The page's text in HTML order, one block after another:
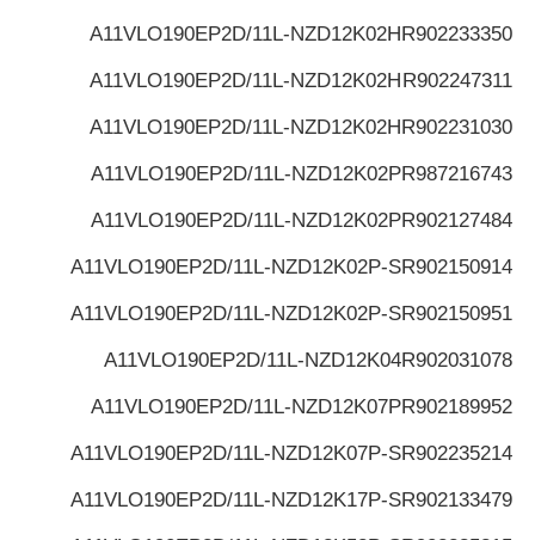
R902233350
A11VLO190EP2D/11L-NZD12K02H
R902247311
A11VLO190EP2D/11L-NZD12K02H
R902231030
A11VLO190EP2D/11L-NZD12K02H
R987216743
A11VLO190EP2D/11L-NZD12K02P
R902127484
A11VLO190EP2D/11L-NZD12K02P
R902150914
A11VLO190EP2D/11L-NZD12K02P-S
R902150951
A11VLO190EP2D/11L-NZD12K02P-S
R902031078
A11VLO190EP2D/11L-NZD12K04
R902189952
A11VLO190EP2D/11L-NZD12K07P
R902235214
A11VLO190EP2D/11L-NZD12K07P-S
R902133479
A11VLO190EP2D/11L-NZD12K17P-S